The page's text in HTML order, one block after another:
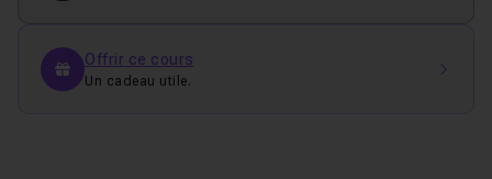
Offrir ce cours
Un cadeau utile.